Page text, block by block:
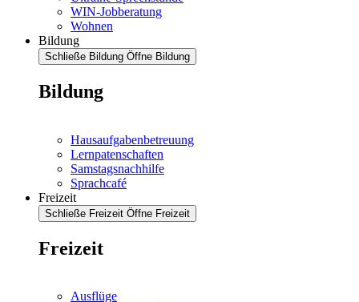
WIN-Jobberatung
Wohnen
Bildung
Schließe Bildung Öffne Bildung
Bildung
Hausaufgabenbetreuung
Lernpatenschaften
Samstagsnachhilfe
Sprachcafé
Freizeit
Schließe Freizeit Öffne Freizeit
Freizeit
Ausflüge